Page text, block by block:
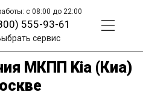
с 08:00 до 22:00
555-93-61
сервис
МКПП Kia (Киа)